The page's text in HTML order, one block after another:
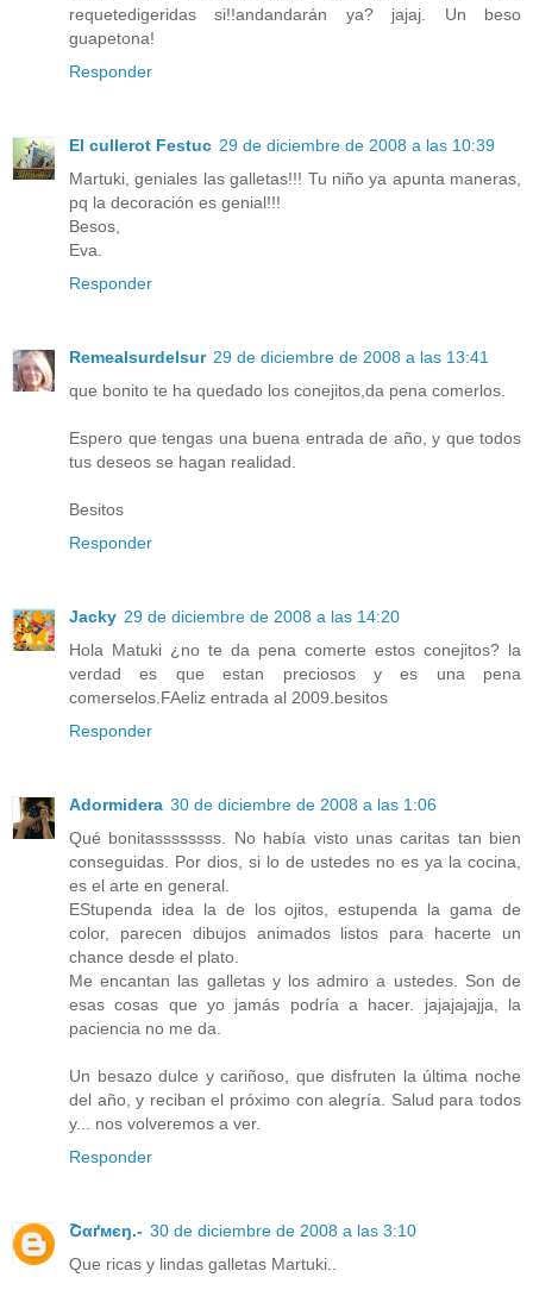
requetedigeridas si!!andandarán ya? jajaj. Un beso
guapetona!
Responder
El cullerot Festuc 29 de diciembre de 2008 a las 10:39
Martuki, geniales las galletas!!! Tu niño ya apunta maneras,
pq la decoración es genial!!!
Besos,
Eva.
Responder
Remealsurdelsur 29 de diciembre de 2008 a las 13:41
que bonito te ha quedado los conejitos,da pena comerlos.
Espero que tengas una buena entrada de año, y que todos
tus deseos se hagan realidad.
Besitos
Responder
Jacky 29 de diciembre de 2008 a las 14:20
Hola Matuki ¿no te da pena comerte estos conejitos? la
verdad es que estan preciosos y es una pena
comerselos.FAeliz entrada al 2009.besitos
Responder
Adormidera 30 de diciembre de 2008 a las 1:06
Qué bonitassssssss. No había visto unas caritas tan bien
conseguidas. Por dios, si lo de ustedes no es ya la cocina,
es el arte en general.
EStupenda idea la de los ojitos, estupenda la gama de
color, parecen dibujos animados listos para hacerte un
chance desde el plato.
Me encantan las galletas y los admiro a ustedes. Son de
esas cosas que yo jamás podría a hacer. jajajajajja, la
paciencia no me da.
Un besazo dulce y cariñoso, que disfruten la última noche
del año, y reciban el próximo con alegría. Salud para todos
y... nos volveremos a ver.
Responder
Շαґмєŋ.- 30 de diciembre de 2008 a las 3:10
Que ricas y lindas galletas Martuki..